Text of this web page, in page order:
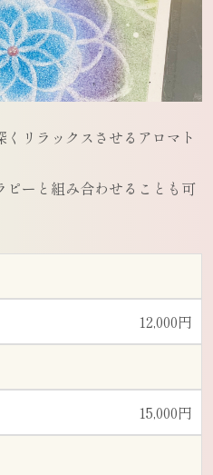
リラックスさせるアロマト
ーと組み合わせることも可
12,000円
15,000円